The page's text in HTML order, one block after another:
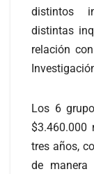
distintos
distintas
relación
Los 6
$3.460.000
tres años,
de manera